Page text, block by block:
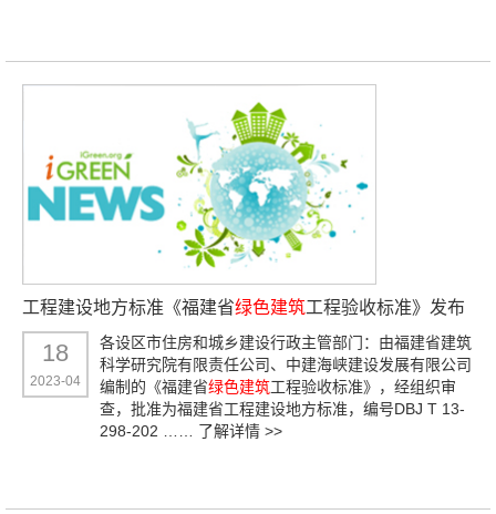
工程建设地方标准《福建省绿色建筑工程验收标准》发布
18
2023-04
各设区市住房和城乡建设行政主管部门：由福建省建筑
科学研究院有限责任公司、中建海峡建设发展有限公司
编制的《福建省绿色建筑工程验收标准》，经组织审
查，批准为福建省工程建设地方标准，编号DBJ T 13-
298-202 …… 了解详情 >>